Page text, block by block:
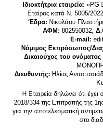
Ιδιοκτήτρια εταιρεία: «PG
Εταίρος κατά Ν. 5005/
Έδρα: Νικολάου
ΑΦΜ: 802550032,
E-mail:
Νόμιμος Εκπρόσωπος/
Δικαιούχος του
Διευθυντής: Ηλίας
Η Εταιρεία δηλώνει ότι
2018/334 της Επιτροπής της
για την αποτελεσματική
στο